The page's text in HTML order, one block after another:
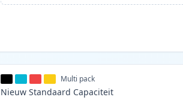
Multi pack
Nieuw Standaard Capaciteit